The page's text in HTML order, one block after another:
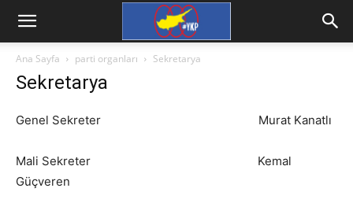
Ana Sayfa parti organları Sekretarya
Sekretarya
Genel Sekreter Murat Kanatlı
Mali Sekreter Kemal
Güçveren